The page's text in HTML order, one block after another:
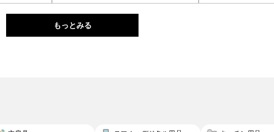
もっとみる